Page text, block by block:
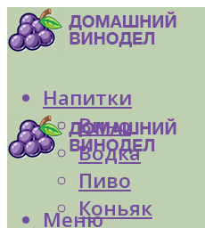
Напитки
Вино
Водка
Пиво
Коньяк
Меню